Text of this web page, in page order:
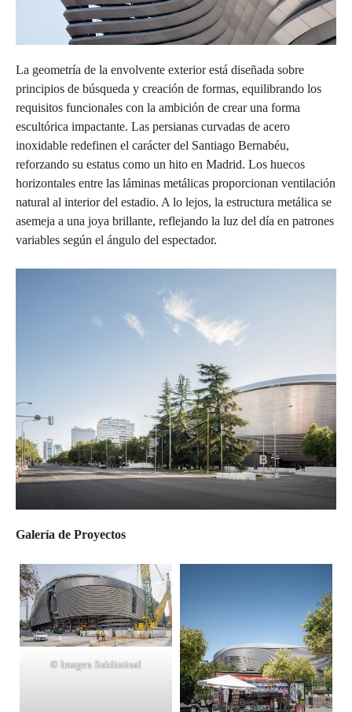
La geometría de la envolvente exterior está diseñada sobre
principios de búsqueda y creación de formas, equilibrando los
requisitos funcionales con la ambición de crear una forma
escultórica impactante. Las persianas curvadas de acero
inoxidable redefinen el carácter del Santiago Bernabéu,
reforzando su estatus como un hito en Madrid. Los huecos
horizontales entre las láminas metálicas proporcionan ventilación
natural al interior del estadio. A lo lejos, la estructura metálica se
asemeja a una joya brillante, reflejando la luz del día en patrones
variables según el ángulo del espectador.
Galería de Proyectos
© Imagen Subliminal